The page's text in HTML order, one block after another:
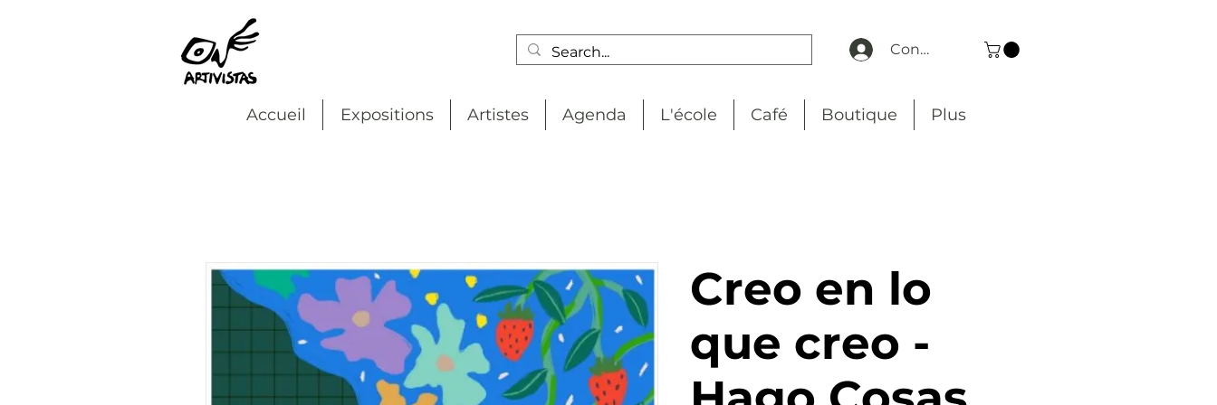
Connexion
Accueil Expositions Artistes Agenda L'école Café Boutique Plus
Creo en lo
que creo -